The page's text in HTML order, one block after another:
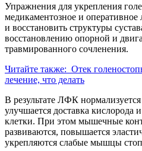
Упражнения для укрепления
медикаментозное и оперативное
и восстановить структуры
восстановлению опорной и
травмированного сочленения.
Читайте также: Отек
лечение, что делать
В результате ЛФК
улучшается доставка кислорода
клетки. При этом мышечные
развиваются, повышается
укрепляются слабые мышцы